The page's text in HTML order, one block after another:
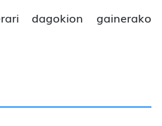
dagokion gainerako